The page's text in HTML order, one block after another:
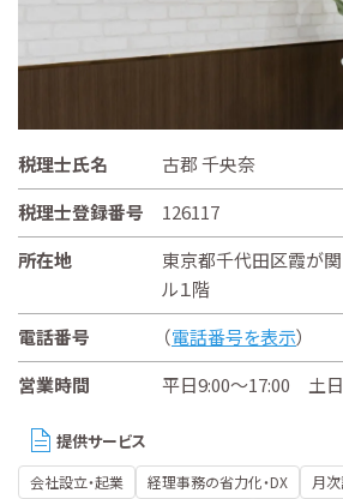
税理士氏名
古郡 千央奈
税理士登録番号
126117
所在地
東京都千代田区霞が
ル１階
電話番号
（電話番号を表示）
営業時間
平日9:00～17:00 土
提供サービス
会社設立・起業 経理事務の省力化・DX 月